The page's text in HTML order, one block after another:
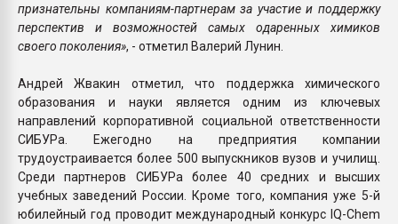
признательны компаниям-партнерам за участие и поддержку
перспектив и возможностей самых одаренных химиков
своего поколения», - отметил Валерий Лунин.
Андрей Жвакин отметил, что поддержка химического
образования и науки является одним из ключевых
направлений корпоративной социальной ответственности
СИБУРа. Ежегодно на предприятия компании
трудоустраивается более 500 выпускников вузов и училищ.
Среди партнеров СИБУРа более 40 средних и высших
учебных заведений России. Кроме того, компания уже 5-й
юбилейный год проводит международный конкурс IQ-Chem